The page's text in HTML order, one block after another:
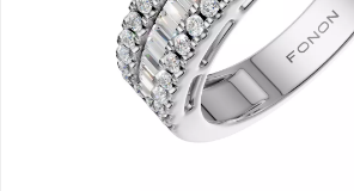
Браслеты